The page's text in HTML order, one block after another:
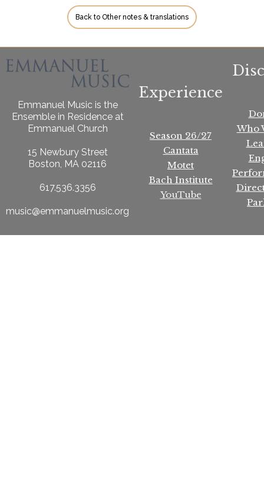
Back to Other notes & translations
Emmanuel Music is the
Ensemble in Residence at
Emmanuel Church
15 Newbury Street
Boston, MA 02116
617.536.3356
music@emmanuelmusic.org
Experience
Season 26/27
Cantata
Motet
Bach Institute
YouTube
Who